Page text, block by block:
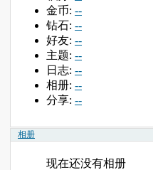
金币: --
钻石: --
好友: --
主题: --
日志: --
相册: --
分享: --
相册
现在还没有相册